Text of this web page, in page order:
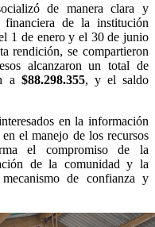
de manera clara y
de la institución
1 de enero y el 30 de junio
rendición, se compartieron
alcanzaron un total de
a $88.298.355, y el saldo
en la información
el manejo de los recursos
el compromiso de la
de la comunidad y la
de confianza y